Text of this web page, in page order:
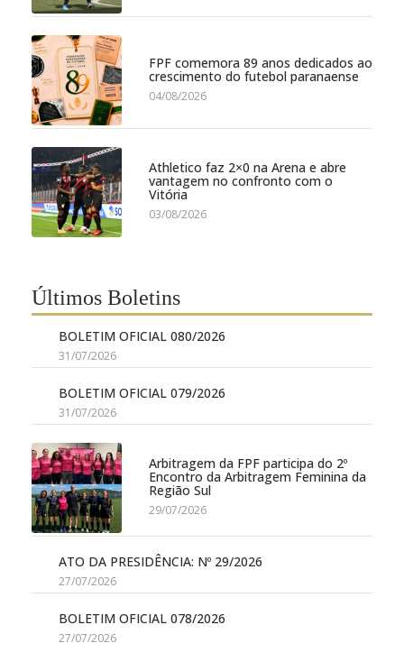
FPF comemora 89 anos dedicados ao
crescimento do futebol paranaense
04/08/2026
Athletico faz 2×0 na Arena e abre
vantagem no confronto com o
Vitória
03/08/2026
Últimos Boletins
BOLETIM OFICIAL 080/2026
31/07/2026
BOLETIM OFICIAL 079/2026
31/07/2026
Arbitragem da FPF participa do 2º
Encontro da Arbitragem Feminina da
Região Sul
29/07/2026
ATO DA PRESIDÊNCIA: Nº 29/2026
27/07/2026
BOLETIM OFICIAL 078/2026
27/07/2026